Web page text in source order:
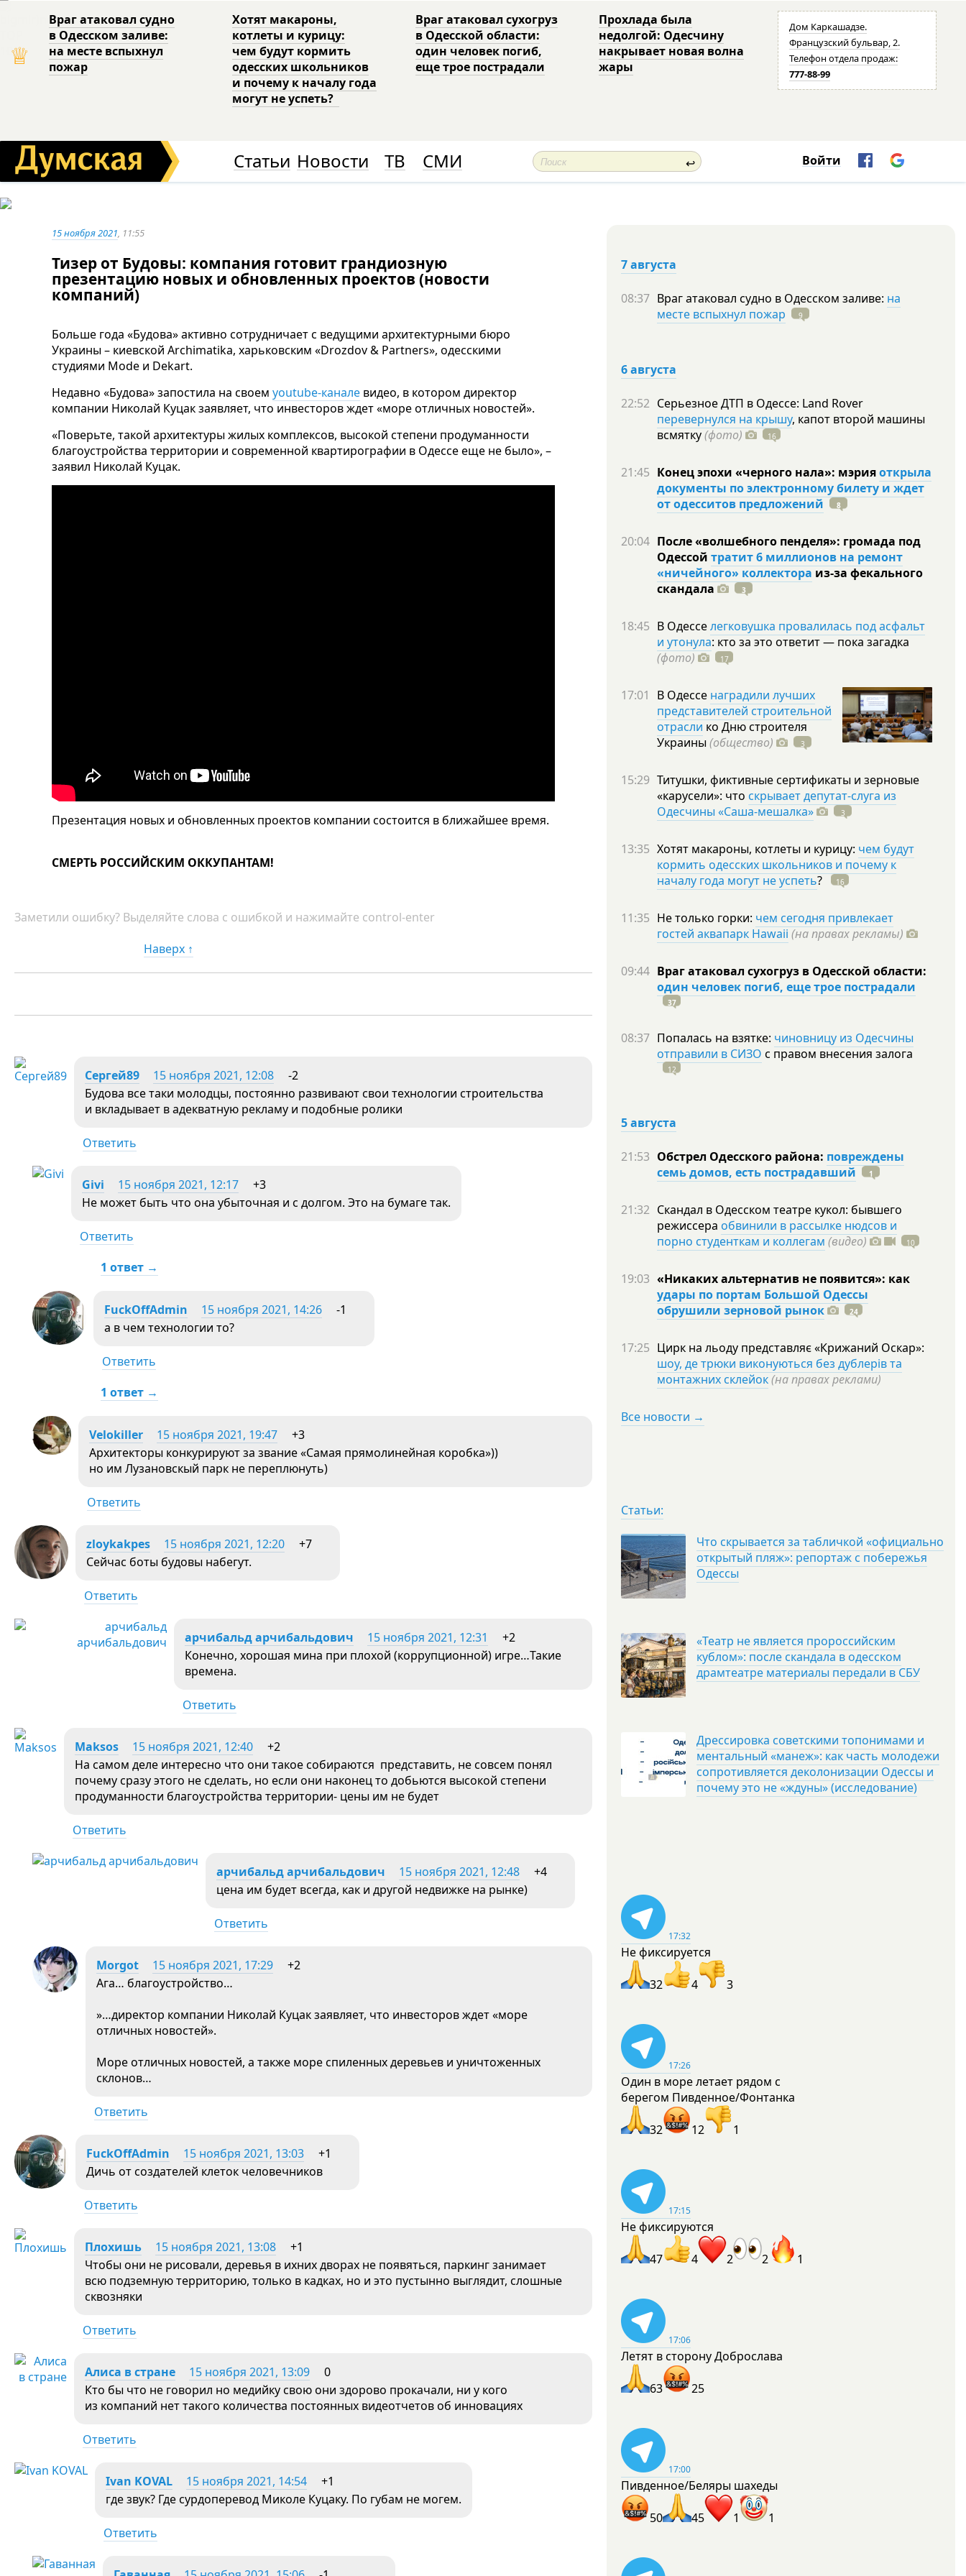
♕
Враг атаковал судно
в Одесском заливе:
на месте вспыхнул
пожар
Хотят макароны,
котлеты и курицу:
чем будут кормить
одесских школьников
и почему к началу года
могут не успеть?
Враг атаковал сухогруз
в Одесской области:
один человек погиб,
еще трое пострадали
Прохлада была
недолгой: Одесчину
накрывает новая волна
жары
Дом Каркашадзе.
Французский бульвар, 2.
Телефон отдела продаж:
777-88-99
Статьи Новости ТВ СМИ ↩ Войти
15 ноября 2021, 11:55
Тизер от Будовы: компания готовит грандиозную
презентацию новых и обновленных проектов (новости
компаний)
Больше года «Будова» активно сотрудничает с ведущими архитектурными бюро
Украины – киевской Archimatika, харьковским «Drozdov & Partners», одесскими
студиями Mode и Dekart.
Недавно «Будова» запостила на своем youtube-канале видео, в котором директор
компании Николай Куцак заявляет, что инвесторов ждет «море отличных новостей».
«Поверьте, такой архитектуры жилых комплексов, высокой степени продуманности
благоустройства территории и современной квартирографии в Одессе еще не было», –
заявил Николай Куцак.
Презентация новых и обновленных проектов компании состоится в ближайшее время.
СМЕРТЬ РОССИЙСКИМ ОККУПАНТАМ!
Заметили ошибку? Выделяйте слова с ошибкой и нажимайте control-enter
Наверх ↑
Сергей89 15 ноября 2021, 12:08
-2
Будова все таки молодцы, постоянно развивают свои технологии строительства
и вкладывает в адекватную рекламу и подобные ролики
Ответить
Givi 15 ноября 2021, 12:17
+3
Не может быть что она убыточная и с долгом. Это на бумаге так.
Ответить
1 ответ →
FuckOffAdmin 15 ноября 2021, 14:26
-1
а в чем технологии то?
Ответить
1 ответ →
Velokiller 15 ноября 2021, 19:47
+3
Архитекторы конкурируют за звание «Самая прямолинейная коробка»))
но им Лузановскый парк не переплюнуть)
Ответить
zloykakpes 15 ноября 2021, 12:20
+7
Сейчас боты будовы набегут.
Ответить
арчибальд арчибальдович 15 ноября 2021, 12:31
+2
Конечно, хорошая мина при плохой (коррупционной) игре…Такие
времена.
Ответить
Maksos 15 ноября 2021, 12:40
+2
На самом деле интересно что они такое собираются представить, не совсем понял
почему сразу этого не сделать, но если они наконец то добьются высокой степени
продуманности благоустройства территории- цены им не будет
Ответить
арчибальд арчибальдович 15 ноября 2021, 12:48
+4
цена им будет всегда, как и другой недвижке на рынке)
Ответить
Morgot 15 ноября 2021, 17:29
+2
Ага… благоустройство…
»…директор компании Николай Куцак заявляет, что инвесторов ждет «море
отличных новостей».
Море отличных новостей, а также море спиленных деревьев и уничтоженных
склонов…
Ответить
FuckOffAdmin 15 ноября 2021, 13:03
+1
Дичь от создателей клеток человечников
Ответить
Плохишь 15 ноября 2021, 13:08
+1
Чтобы они не рисовали, деревья в ихних дворах не появяться, паркинг занимает
всю подземную территорию, только в кадках, но и это пустынно выглядит, слошные
сквозняки
Ответить
Алиса в стране 15 ноября 2021, 13:09
0
Кто бы что не говорил но медийку свою они здорово прокачали, ни у кого
из компаний нет такого количества постоянных видеотчетов об инновациях
Ответить
Ivan KOVAL 15 ноября 2021, 14:54
+1
где звук? Где сурдоперевод Миколе Куцаку. По губам не могем.
Ответить
7 августа
08:37 Враг атаковал судно в Одесском заливе: на
месте вспыхнул пожар
9
6 августа
22:52 Серьезное ДТП в Одессе: Land Rover
перевернулся на крышу, капот второй машины
всмятку(фото) 16
21:45 Конец эпохи «черного нала»: мэрияоткрыла
документы по электронному билету и ждет
от одесситов предложений
8
20:04 После «волшебного пенделя»: громада под
Одессой тратит 6 миллионов на ремонт
«ничейного» коллектора из-за фекального
скандала
3
18:45 В Одесселегковушка провалилась под асфальт
и утонула: кто за это ответит — пока загадка
(фото)
17
17:01 В Одессе наградили лучших
представителей строительной
отрасли ко Дню строителя
Украины (общество) 3
15:29 Титушки, фиктивные сертификаты и зерновые
«карусели»: что скрывает депутат-слуга из
Одесчины «Саша-мешалка»
3
13:35 Хотят макароны, котлеты и курицу: чем будут
кормить одесских школьников и почему к
началу года могут не успеть? 16
11:35 Не только горки: чем сегодня привлекает
гостей аквапарк Hawaii (на правах рекламы)
09:44 Враг атаковал сухогруз в Одесской области:
один человек погиб, еще трое пострадали
37
08:37 Попалась на взятке: чиновницу из Одесчины
отправили в СИЗО с правом внесения залога
12
5 августа
21:53 Обстрел Одесского района: повреждены
семь домов, есть пострадавший
1
21:32 Скандал в Одесском театре кукол: бывшего
режиссера обвинили в рассылке нюдсов и
порно студенткам и коллегам (видео) 10
19:03 «Никаких альтернатив не появится»: как
удары по портам Большой Одессы
обрушили зерновой рынок
24
17:25 Цирк на льоду представляє «Крижаний Оскар»:
шоу, де трюки виконуються без дублерів та
монтажних склейок(на правах реклами)
Все новости →
Статьи:
Что скрывается за табличкой «официально
открытый пляж»: репортаж с побережья
Одессы
«Театр не является пророссийским
кублом»: после скандала в одесском
драмтеатре материалы передали в СБУ
Дрессировка советскими топонимами и
ментальный «манеж»: как часть молодежи
сопротивляется деколонизации Одессы и
почему это не «ждуны» (исследование)
17:32
Не фиксируется
32 4 3
17:26
Один в море летает рядом с
берегом Пивденное/Фонтанка
32 12 1
17:15
Не фиксируются
47 4 2 2 1
17:06
Летят в сторону Доброслава
63 25
17:00
Пивденное/Беляры шахеды
50 45 1 1